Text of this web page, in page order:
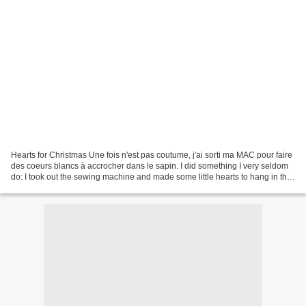
Hearts for Christmas Une fois n'est pas coutume, j'ai sorti ma MAC pour faire
des coeurs blancs à accrocher dans le sapin. I did something I very seldom
do: I took out the sewing machine and made some little hearts to hang in the